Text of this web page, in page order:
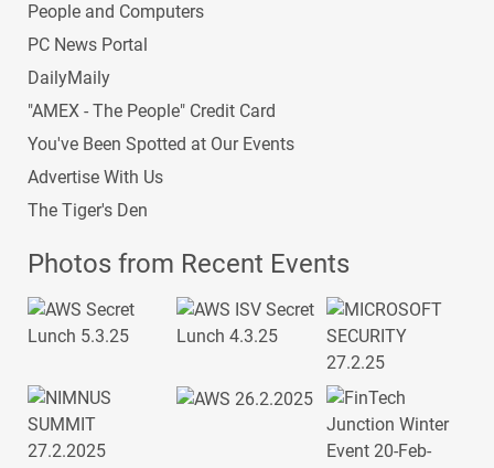
People and Computers
PC News Portal
DailyMaily
"AMEX - The People" Credit Card
You've Been Spotted at Our Events
Advertise With Us
The Tiger's Den
Photos from Recent Events